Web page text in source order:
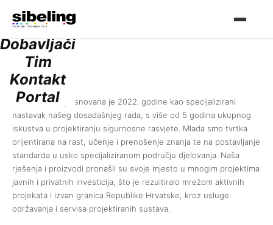
Tim
Tvrtka sibeling osnovana je 2022. godine kao specijalizirani
nastavak našeg dosadašnjeg rada, s više od 5 godina ukupnog
iskustva u projektiranju sigurnosne rasvjete. Mlada smo tvrtka
orijentirana na rast, učenje i prenošenje znanja te na postavljanje
standarda u usko specijaliziranom području djelovanja. Naša
rješenja i proizvodi pronašli su svoje mjesto u mnogim projektima
javnih i privatnih investicija, što je rezultiralo mrežom aktivnih
projekata i izvan granica Republike Hrvatske, kroz usluge
održavanja i servisa projektiranih sustava.
Usluge
Projekti
Dobavljači
Tim
Kontakt
Portal